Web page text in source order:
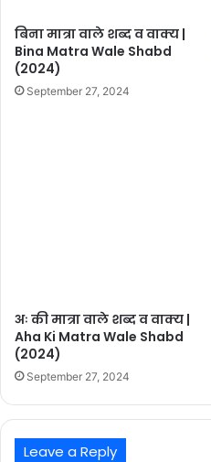
बिना मात्रा वाले शब्द व वाक्य |
Bina Matra Wale Shabd
(2024)
September 27, 2024
अः की मात्रा वाले शब्द व वाक्य |
Aha Ki Matra Wale Shabd
(2024)
September 27, 2024
Leave a Reply